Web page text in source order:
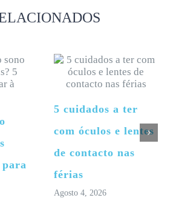
5 cuidados a ter
com óculos e lentes
de contacto nas
férias
Agosto 4, 2026